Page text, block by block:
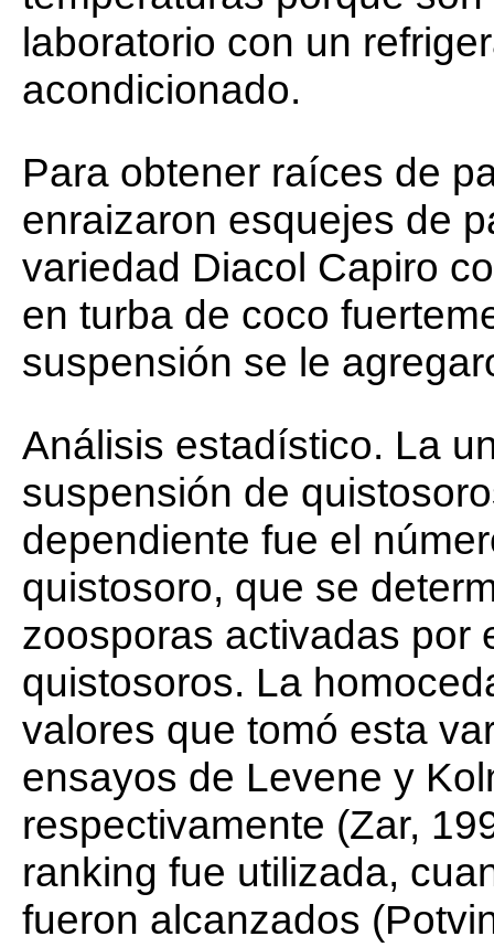
laboratorio con un
acondicionado.
Para obtener raíces de
enraizaron esquejes de
variedad Diacol Capiro
en turba de coco
suspensión se le
Análisis estadístico. La
suspensión de
dependiente fue el
quistosoro, que se
zoosporas activadas por
quistosoros. La
valores que tomó esta
ensayos de Levene y
respectivamente (Zar,
ranking fue utilizada,
fueron alcanzados